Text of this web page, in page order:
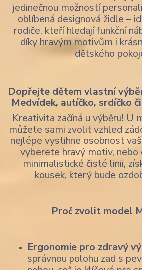
jedinečnou možností
oblíbená designová židle –
rodiče, kteří hledají funkční
díky hravým motivům i
dětského
Dopřejte dětem vlastní
Medvídek, autíčko, srdíčko
Kreativita začíná u výběru! U
můžete sami zvolit vzhled
nejlépe vystihne osobnost
vyberete hravý motiv,
minimalistické čisté linii,
kousek, který bude
Proč zvolit model
Ergonomie pro zdravý
správnou polohu zad s